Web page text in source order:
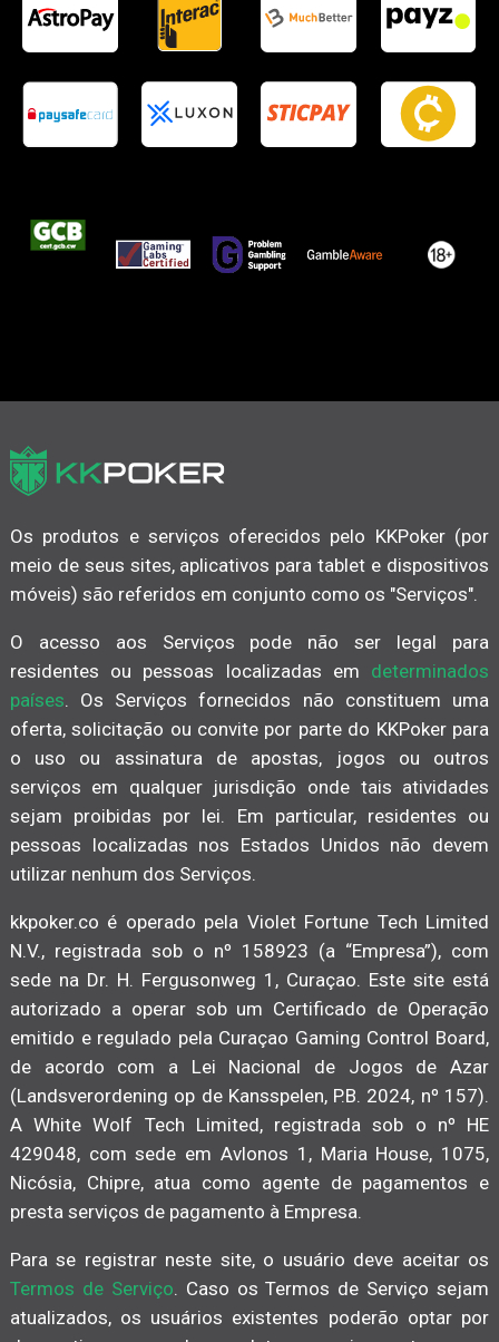
Os produtos e serviços oferecidos pelo KKPoker (por
meio de seus sites, aplicativos para tablet e dispositivos
móveis) são referidos em conjunto como os "Serviços".
O acesso aos Serviços pode não ser legal para
residentes ou pessoas localizadas em determinados
países. Os Serviços fornecidos não constituem uma
oferta, solicitação ou convite por parte do KKPoker para
o uso ou assinatura de apostas, jogos ou outros
serviços em qualquer jurisdição onde tais atividades
sejam proibidas por lei. Em particular, residentes ou
pessoas localizadas nos Estados Unidos não devem
utilizar nenhum dos Serviços.
kkpoker.co é operado pela Violet Fortune Tech Limited
N.V., registrada sob o nº 158923 (a “Empresa”), com
sede na Dr. H. Fergusonweg 1, Curaçao. Este site está
autorizado a operar sob um Certificado de Operação
emitido e regulado pela Curaçao Gaming Control Board,
de acordo com a Lei Nacional de Jogos de Azar
(Landsverordening op de Kansspelen, P.B. 2024, nº 157).
A White Wolf Tech Limited, registrada sob o nº HE
429048, com sede em Avlonos 1, Maria House, 1075,
Nicósia, Chipre, atua como agente de pagamentos e
presta serviços de pagamento à Empresa.
Para se registrar neste site, o usuário deve aceitar os
Termos de Serviço. Caso os Termos de Serviço sejam
atualizados, os usuários existentes poderão optar por